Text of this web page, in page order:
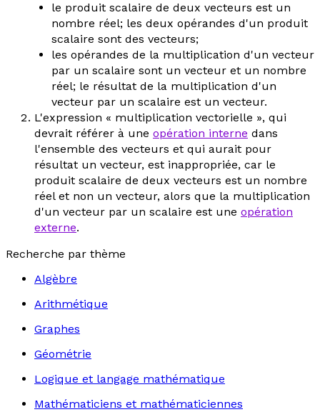
le produit scalaire de deux vecteurs est un
nombre réel; les deux opérandes d'un produit
scalaire sont des vecteurs;
les opérandes de la multiplication d'un vecteur
par un scalaire sont un vecteur et un nombre
réel; le résultat de la multiplication d'un
vecteur par un scalaire est un vecteur.
L'expression « multiplication vectorielle », qui
devrait référer à une opération interne dans
l'ensemble des vecteurs et qui aurait pour
résultat un vecteur, est inappropriée, car le
produit scalaire de deux vecteurs est un nombre
réel et non un vecteur, alors que la multiplication
d'un vecteur par un scalaire est une opération
externe.
Recherche par thème
Algèbre
Arithmétique
Graphes
Géométrie
Logique et langage mathématique
Mathématiciens et mathématiciennes